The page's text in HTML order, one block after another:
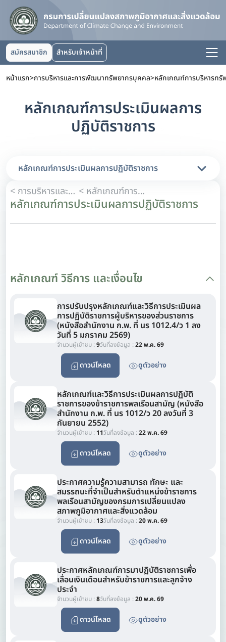
สมัครสมาชิก สำหรับเจ้าหน้าที่
หน้าแรก>การบริหารและการพัฒนาทรัพยากรบุคคล>หลักเกณฑ์การบริหารท
หลักเกณฑ์การประเมินผลการ
ปฏิบัติราชการ
หลักเกณฑ์การประเมินผลการปฏิบัติราชการ
< การบริหารและการพัฒนาทรัพยากรบุคคล < หลักเกณฑ์การบริหารทรัพยากรบุคคล
หลักเกณฑ์การประเมินผลการปฏิบัติราชการ
หลักเกณฑ์ วิธีการ และเงื่อนไข
การปรับปรุงหลักเกณฑ์และวิธีการประเมินผล
การปฏิบัติราชการผู้บริหารของส่วนราชการ
(หนังสือสำนักงาน ก.พ. ที่ นร 1012.4/ว 1 ลง
วันที่ 5 มกราคม 2569)
จำนวนผู้เข้าชม :9วันที่ลงข้อมูล :22 พ.ค. 69
ดาวน์โหลด ดูตัวอย่าง
หลักเกณฑ์และวิธีการประเมินผลการปฏิบัติ
ราชการของข้าราชการพลเรือนสามัญ (หนังสือ
สำนักงาน ก.พ. ที่ นร 1012/ว 20 ลงวันที่ 3
กันยายน 2552)
จำนวนผู้เข้าชม : 11วันที่ลงข้อมูล :22 พ.ค. 69
ดาวน์โหลด ดูตัวอย่าง
ประกาศความรู้ความสามารถ ทักษะ และ
สมรรถนะที่จำเป็นสำหรับตำแหน่งข้าราชการ
พลเรือนสามัญของกรมการเปลี่ยนแปลง
สภาพภูมิอากาศและสิ่งแวดล้อม
จำนวนผู้เข้าชม : 13วันที่ลงข้อมูล :20 พ.ค. 69
ดาวน์โหลด ดูตัวอย่าง
ประกาศหลักเกณฑ์การมาปฏิบัติราชการเพื่อ
เลื่อนเงินเดือนสำหรับข้าราชการและลูกจ้าง
ประจำ
จำนวนผู้เข้าชม :8วันที่ลงข้อมูล :20 พ.ค. 69
ดาวน์โหลด ดูตัวอย่าง